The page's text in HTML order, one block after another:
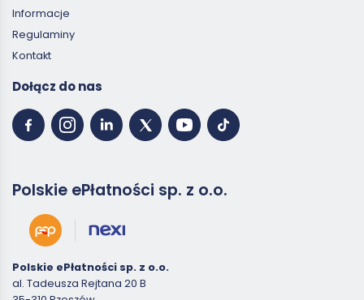
Informacje
Regulaminy
Kontakt
Dołącz do nas
Polskie ePłatności sp. z o.o.
Polskie ePłatności sp. z o.o.
al. Tadeusza Rejtana 20 B